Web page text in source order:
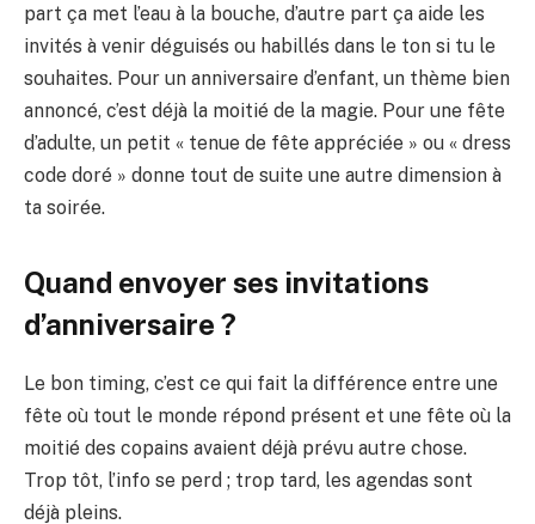
part ça met l’eau à la bouche, d’autre part ça aide les
invités à venir déguisés ou habillés dans le ton si tu le
souhaites. Pour un anniversaire d’enfant, un thème bien
annoncé, c’est déjà la moitié de la magie. Pour une fête
d’adulte, un petit « tenue de fête appréciée » ou « dress
code doré » donne tout de suite une autre dimension à
ta soirée.
Quand envoyer ses invitations
d’anniversaire ?
Le bon timing, c’est ce qui fait la différence entre une
fête où tout le monde répond présent et une fête où la
moitié des copains avaient déjà prévu autre chose.
Trop tôt, l’info se perd ; trop tard, les agendas sont
déjà pleins.